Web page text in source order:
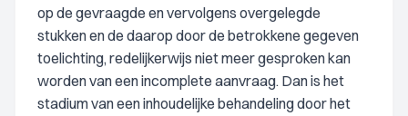
op de gevraagde en vervolgens overgelegde
stukken en de daarop door de betrokkene gegeven
toelichting, redelijkerwijs niet meer gesproken kan
worden van een incomplete aanvraag. Dan is het
stadium van een inhoudelijke behandeling door het